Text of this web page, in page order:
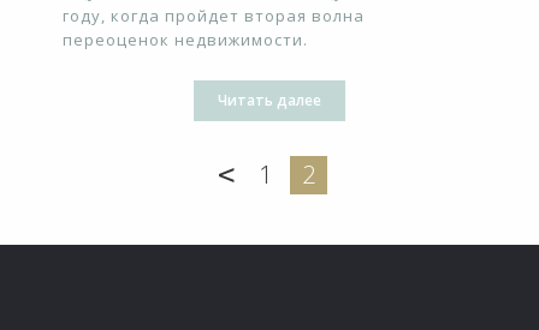
году, когда пройдет вторая волна
переоценок недвижимости.
Читать далее
< 1 2